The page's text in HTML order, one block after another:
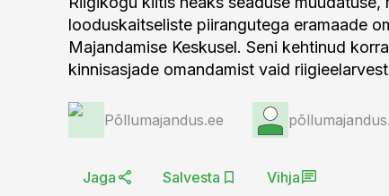
looduskaitseliste piirangutega eramaade
Majandamise Keskusel. Seni kehtinud
kinnisasjade omandamist vaid
Põllumajandus.ee
Jaga Salvesta Vihja